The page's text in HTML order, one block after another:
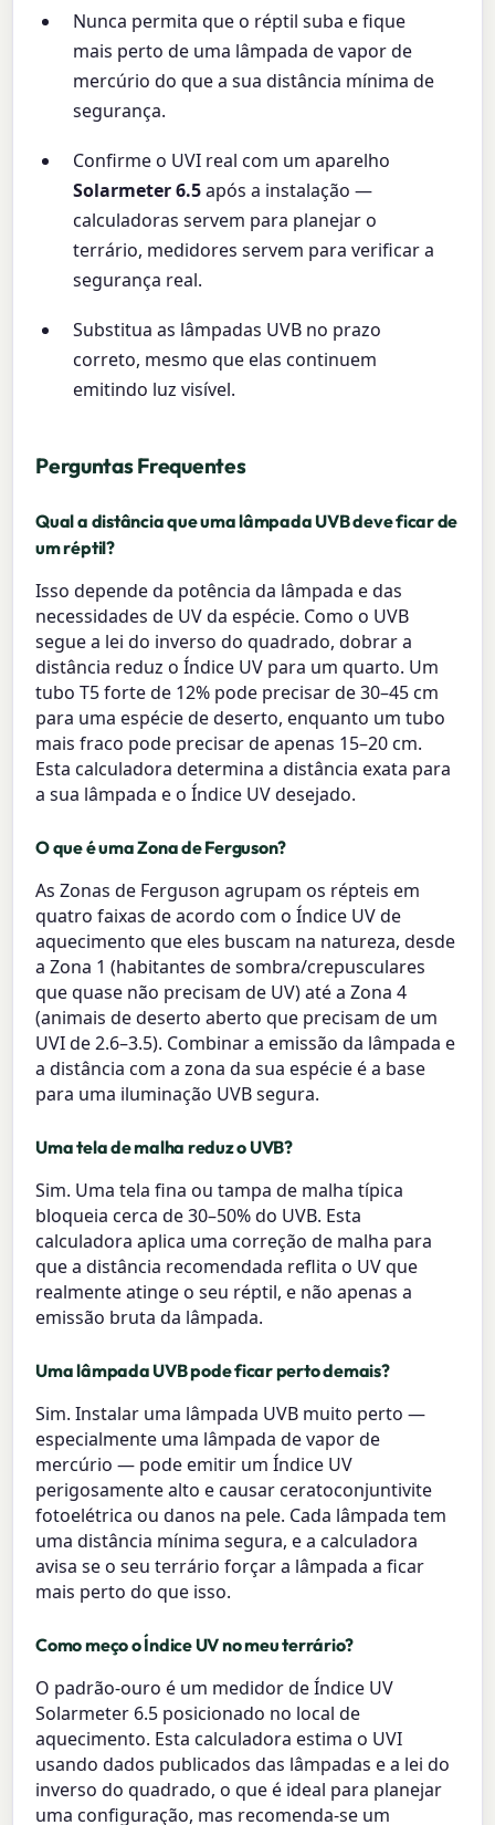
Nunca permita que o réptil suba e fique
mais perto de uma lâmpada de vapor de
mercúrio do que a sua distância mínima de
segurança.
Confirme o UVI real com um aparelho
Solarmeter 6.5após a instalação —
calculadoras servem para planejar o
terrário, medidores servem para verificar a
segurança real.
Substitua as lâmpadas UVB no prazo
correto, mesmo que elas continuem
emitindo luz visível.
Perguntas Frequentes
Qual a distância que uma lâmpada UVB deve ficar de
um réptil?
Isso depende da potência da lâmpada e das
necessidades de UV da espécie. Como o UVB
segue a lei do inverso do quadrado, dobrar a
distância reduz o Índice UV para um quarto. Um
tubo T5 forte de 12% pode precisar de 30–45 cm
para uma espécie de deserto, enquanto um tubo
mais fraco pode precisar de apenas 15–20 cm.
Esta calculadora determina a distância exata para
a sua lâmpada e o Índice UV desejado.
O que é uma Zona de Ferguson?
As Zonas de Ferguson agrupam os répteis em
quatro faixas de acordo com o Índice UV de
aquecimento que eles buscam na natureza, desde
a Zona 1 (habitantes de sombra/crepusculares
que quase não precisam de UV) até a Zona 4
(animais de deserto aberto que precisam de um
UVI de 2.6–3.5). Combinar a emissão da lâmpada e
a distância com a zona da sua espécie é a base
para uma iluminação UVB segura.
Uma tela de malha reduz o UVB?
Sim. Uma tela fina ou tampa de malha típica
bloqueia cerca de 30–50% do UVB. Esta
calculadora aplica uma correção de malha para
que a distância recomendada reflita o UV que
realmente atinge o seu réptil, e não apenas a
emissão bruta da lâmpada.
Uma lâmpada UVB pode ficar perto demais?
Sim. Instalar uma lâmpada UVB muito perto —
especialmente uma lâmpada de vapor de
mercúrio — pode emitir um Índice UV
perigosamente alto e causar ceratoconjuntivite
fotoelétrica ou danos na pele. Cada lâmpada tem
uma distância mínima segura, e a calculadora
avisa se o seu terrário forçar a lâmpada a ficar
mais perto do que isso.
Como meço o Índice UV no meu terrário?
O padrão-ouro é um medidor de Índice UV
Solarmeter 6.5 posicionado no local de
aquecimento. Esta calculadora estima o UVI
usando dados publicados das lâmpadas e a lei do
inverso do quadrado, o que é ideal para planejar
uma configuração, mas recomenda-se um